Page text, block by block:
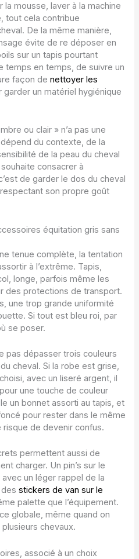
mousse, laver à la machine
tout cela contribue
De la même manière,
évite de re déposer en
sur un tapis pourtant
temps en temps, de suivre un
façon denettoyer les
garder un matériel hygiénique
ou clair » n’a pas une
du contexte, de la
de la peau du cheval
consacrer à
de garder le dos du cheval
son propre goût
équitation gris sans
tenue complète, la tentation
à l’extrême. Tapis,
longe, parfois même les
des protections de transport.
une trop grande uniformité
Si tout est bleu roi, par
se poser.
pas dépasser trois couleurs
cheval. Si la robe est grise,
avec un liseré argent, il
une touche de couleur
un bonnet assorti au tapis, et
pour rester dans le même
risque de devenir confus.
permettent aussi de
charger. Un pin’s sur le
un léger rappel de la
desstickers de van sur le
palette que l’équipement.
globale, même quand on
chevaux.
associé à un choix